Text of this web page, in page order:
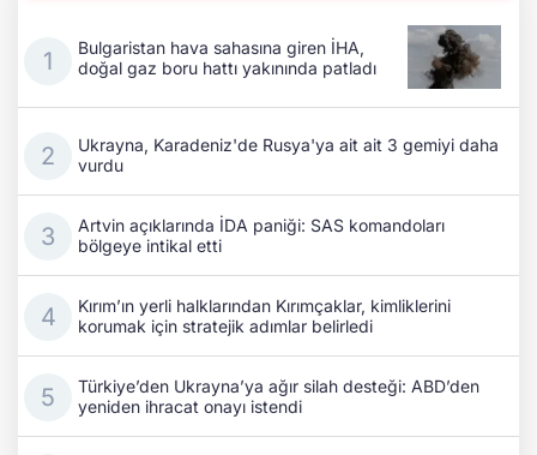
Bulgaristan hava sahasına giren İHA,
doğal gaz boru hattı yakınında patladı
Ukrayna, Karadeniz'de Rusya'ya ait ait 3 gemiyi daha
vurdu
Artvin açıklarında İDA paniği: SAS komandoları
bölgeye intikal etti
Kırım’ın yerli halklarından Kırımçaklar, kimliklerini
korumak için stratejik adımlar belirledi
Türkiye’den Ukrayna’ya ağır silah desteği: ABD’den
yeniden ihracat onayı istendi